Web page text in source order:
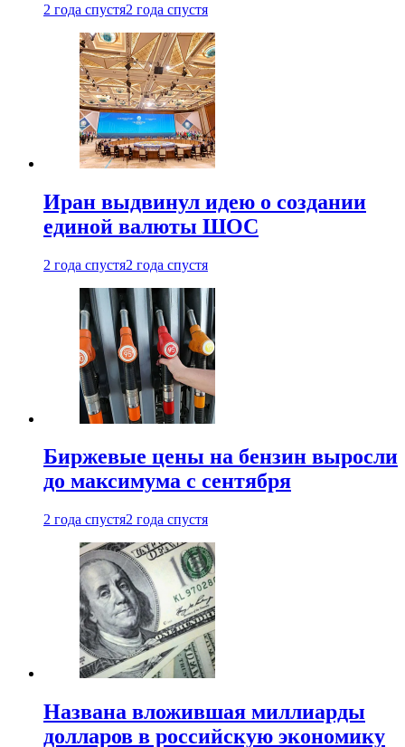
2 года спустя2 года спустя
Иран выдвинул идею о создании
единой валюты ШОС
2 года спустя2 года спустя
Биржевые цены на бензин выросли
до максимума с сентября
2 года спустя2 года спустя
Названа вложившая миллиарды
долларов в российскую экономику